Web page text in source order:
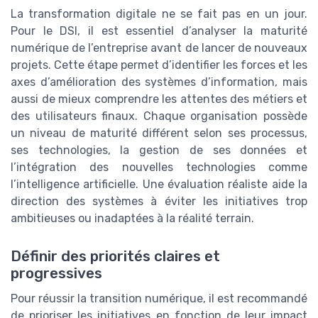
La transformation digitale ne se fait pas en un jour.
Pour le DSI, il est essentiel d’analyser la maturité
numérique de l’entreprise avant de lancer de nouveaux
projets. Cette étape permet d’identifier les forces et les
axes d’amélioration des systèmes d’information, mais
aussi de mieux comprendre les attentes des métiers et
des utilisateurs finaux. Chaque organisation possède
un niveau de maturité différent selon ses processus,
ses technologies, la gestion de ses données et
l’intégration des nouvelles technologies comme
l’intelligence artificielle. Une évaluation réaliste aide la
direction des systèmes à éviter les initiatives trop
ambitieuses ou inadaptées à la réalité terrain.
Définir des priorités claires et
progressives
Pour réussir la transition numérique, il est recommandé